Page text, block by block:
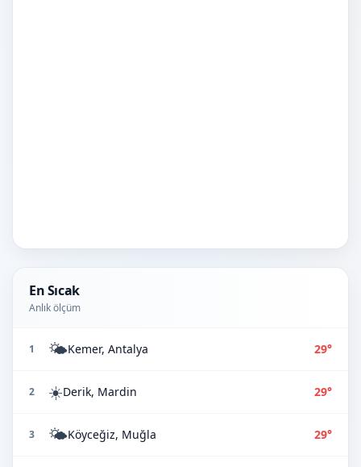
En Sıcak
Anlık ölçüm
1 🌤️Kemer, Antalya 29°
2 ☀️Derik, Mardin 29°
3 🌤️Köyceğiz, Muğla 29°